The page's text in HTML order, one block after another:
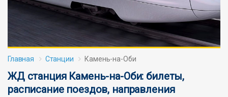
Главная Станции Камень-на-Оби
ЖД станция Камень-на-Оби: билеты,
расписание поездов, направления